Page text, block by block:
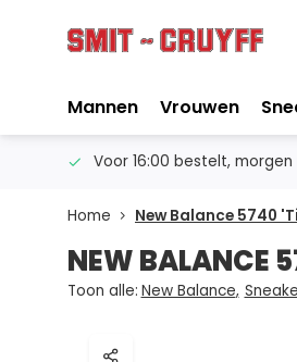
Mannen Vrouwen
Voor 16:00 bestelt, morgen
Home New Balance 5740
NEW BALANCE
Toon alle: New Balance,